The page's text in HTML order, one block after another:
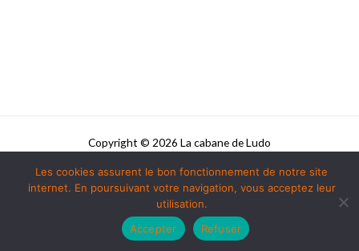
Copyright © 2026 La cabane de Ludo
Powered by La cabane de Ludo
Les cookies assurent le bon fonctionnement de notre site
internet. En poursuivant votre navigation, vous acceptez leur
utilisation.
Accepter
Refuser